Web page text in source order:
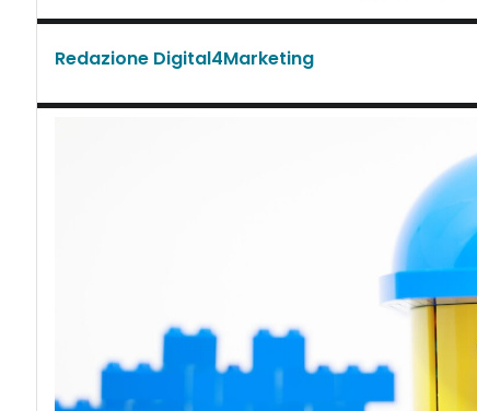
Redazione Digital4Marketing